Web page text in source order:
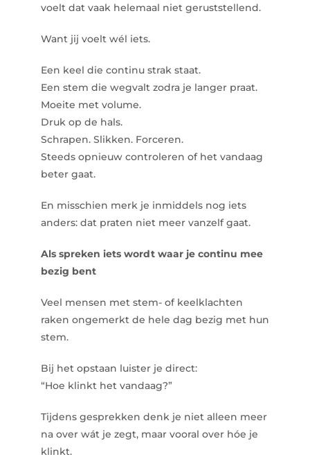
voelt dat vaak helemaal niet geruststellend.
Want jij voelt wél iets.
Een keel die continu strak staat.
Een stem die wegvalt zodra je langer praat.
Moeite met volume.
Druk op de hals.
Schrapen. Slikken. Forceren.
Steeds opnieuw controleren of het vandaag
beter gaat.
En misschien merk je inmiddels nog iets
anders: dat praten niet meer vanzelf gaat.
Als spreken iets wordt waar je continu mee
bezig bent
Veel mensen met stem- of keelklachten
raken ongemerkt de hele dag bezig met hun
stem.
Bij het opstaan luister je direct:
“Hoe klinkt het vandaag?”
Tijdens gesprekken denk je niet alleen meer
na over wát je zegt, maar vooral over hóe je
klinkt.